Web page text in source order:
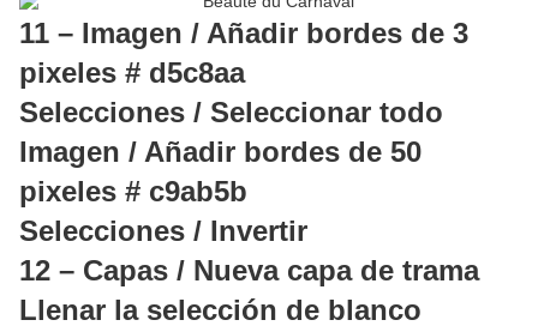
11 – Imagen / Añadir bordes de 3
pixeles # d5c8aa
Selecciones / Seleccionar todo
Imagen / Añadir bordes de 50
pixeles # c9ab5b
Selecciones / Invertir
12 – Capas / Nueva capa de trama
Llenar la selección de blanco